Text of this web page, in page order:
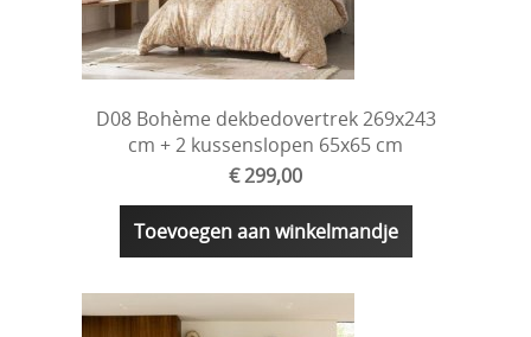
D08 Bohème dekbedovertrek 269x243
cm + 2 kussenslopen 65x65 cm
€ 299,00
Toevoegen aan winkelmandje